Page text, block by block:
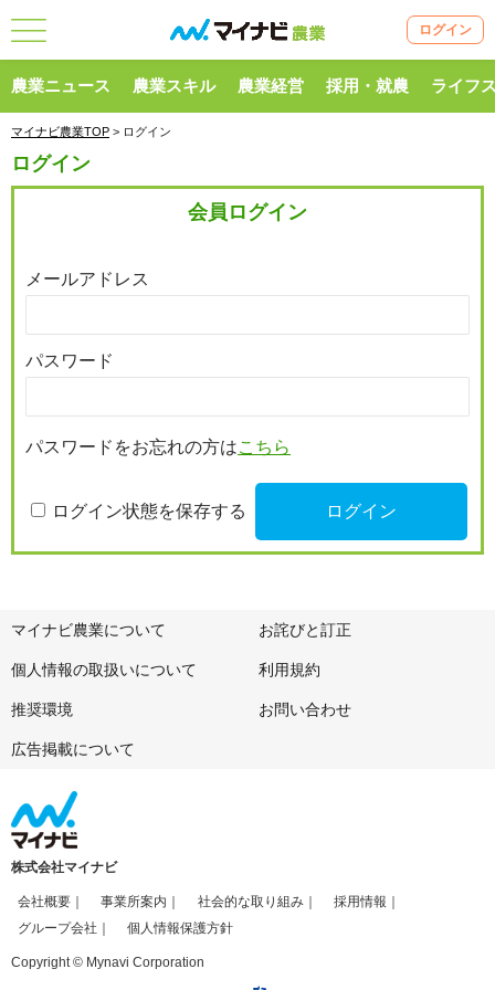
ログイン
農業ニュース 農業スキル 農業経営 採用・就農 ライフ
マイナビ農業TOP > ログイン
ログイン
会員ログイン
メールアドレス
パスワード
パスワードをお忘れの方はこちら
ログイン状態を保存する
マイナビ農業について お詫びと訂正
個人情報の取扱いについて 利用規約
推奨環境 お問い合わせ
広告掲載について
株式会社マイナビ
会社概要 事業所案内 社会的な取り組み
採用情報
グループ会社
個人情報保護方針
Copyright © Mynavi Corporation